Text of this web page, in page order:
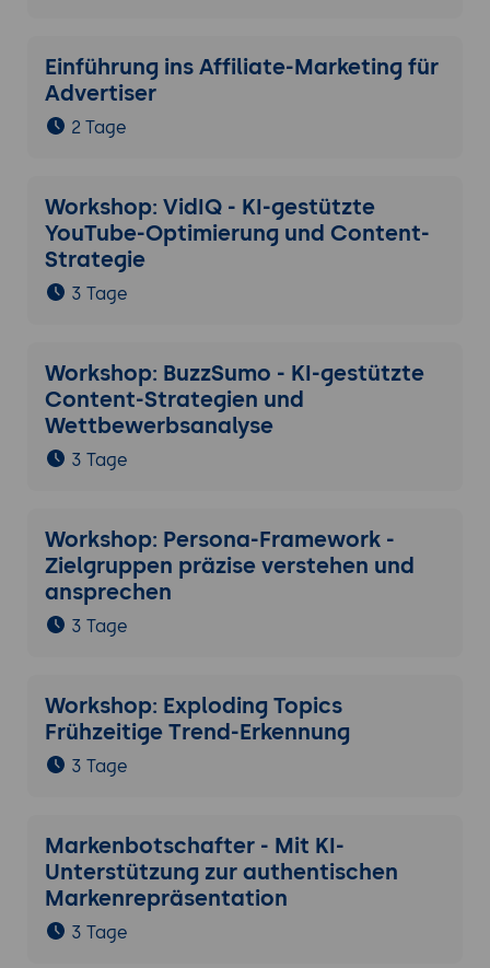
Einführung ins Affiliate-Marketing für
Advertiser
2 Tage
Workshop: VidIQ - KI-gestützte
YouTube-Optimierung und Content-
Strategie
3 Tage
Workshop: BuzzSumo - KI-gestützte
Content-Strategien und
Wettbewerbsanalyse
3 Tage
Workshop: Persona-Framework -
Zielgruppen präzise verstehen und
ansprechen
3 Tage
Workshop: Exploding Topics
Frühzeitige Trend-Erkennung
3 Tage
Markenbotschafter - Mit KI-
Unterstützung zur authentischen
Markenrepräsentation
3 Tage